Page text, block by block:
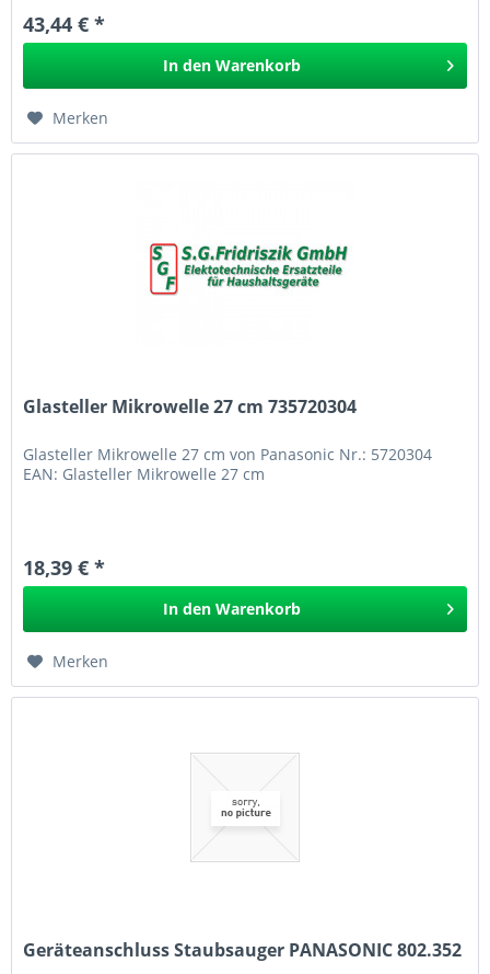
43,44 € *
In den Warenkorb
Merken
Glasteller Mikrowelle 27 cm 735720304
Glasteller Mikrowelle 27 cm von Panasonic Nr.: 5720304
EAN: Glasteller Mikrowelle 27 cm
18,39 € *
In den Warenkorb
Merken
Geräteanschluss Staubsauger PANASONIC 802.352